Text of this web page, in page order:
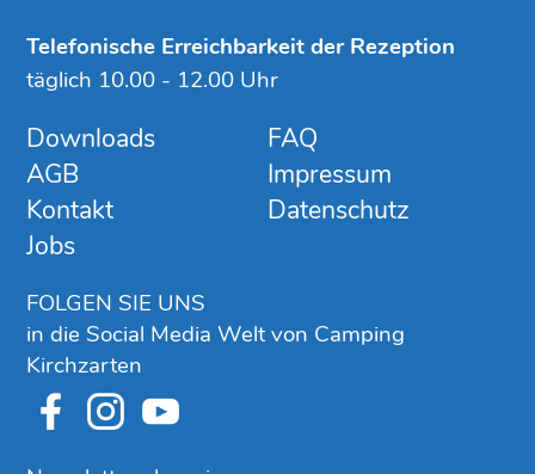
Downloads
AGB
Kontakt
Jobs
FAQ
Impressum
Datenschutz
FOLGEN SIE UNS
in die Social Media Welt von Camping
Kirchzarten
Telefonische Erreichbarkeit der Rezeption
täglich 10.00 - 12.00 Uhr